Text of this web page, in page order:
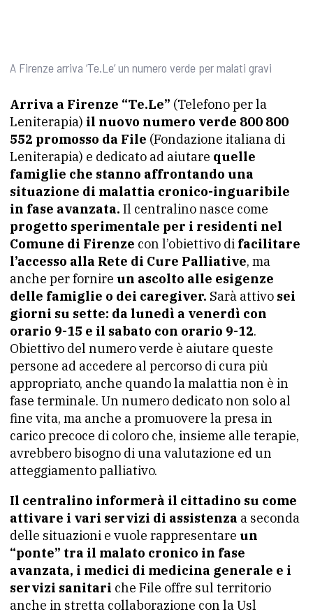
A Firenze arriva ‘Te.Le’ un numero verde per malati gravi
Arriva a Firenze “Te.Le” (Telefono per la
Leniterapia) il nuovo numero verde 800 800
552 promosso da File (Fondazione italiana di
Leniterapia) e dedicato ad aiutare quelle
famiglie che stanno affrontando una
situazione di malattia cronico-inguaribile
in fase avanzata. Il centralino nasce come
progetto sperimentale per i residenti nel
Comune di Firenze con l’obiettivo di facilitare
l’accesso alla Rete di Cure Palliative, ma
anche per fornire un ascolto alle esigenze
delle famiglie o dei caregiver. Sarà attivo sei
giorni su sette: da lunedì a venerdì con
orario 9-15 e il sabato con orario 9-12.
Obiettivo del numero verde è aiutare queste
persone ad accedere al percorso di cura più
appropriato, anche quando la malattia non è in
fase terminale. Un numero dedicato non solo al
fine vita, ma anche a promuovere la presa in
carico precoce di coloro che, insieme alle terapie,
avrebbero bisogno di una valutazione ed un
atteggiamento palliativo.
Il centralino informerà il cittadino su come
attivare i vari servizi di assistenza a seconda
delle situazioni e vuole rappresentare un
“ponte” tra il malato cronico in fase
avanzata, i medici di medicina generale e i
servizi sanitari che File offre sul territorio
anche in stretta collaborazione con la Usl